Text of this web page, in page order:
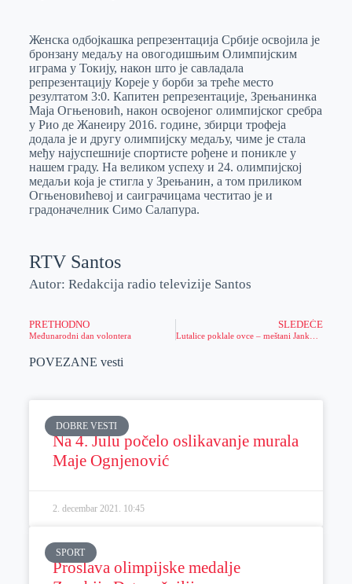
Женска одбојкашка репрезентација Србије освојила је
бронзану медаљу на овогодишњим Олимпијским
играма у Токију, након што је савладала
репрезентацију Кореје у борби за треће место
резултатом 3:0. Капитен репрезентације, Зрењанинка
Маја Огњеновић, након освојеног олимпијског сребра
у Рио де Жанеиру 2016. године, збирци трофеја
додала је и другу олимпијску медаљу, чиме је стала
међу најуспешније спортисте рођене и поникле у
нашем граду. На великом успеху и 24. олимпијској
медаљи која је стигла у Зрењанин, а том приликом
Огњеновићевој и саиграчицама честитао је и
градоначелник Симо Салапура.
RTV Santos
Autor: Redakcija radio televizije Santos
PRETHODNO
Međunarodni dan volontera
SLEDEĆE
POVEZANE vesti
DOBRE VESTI
Na 4. Julu počelo oslikavanje murala
Maje Ognjenović
2. decembar 2021. 10:45
SPORT
Proslava olimpijske medalje